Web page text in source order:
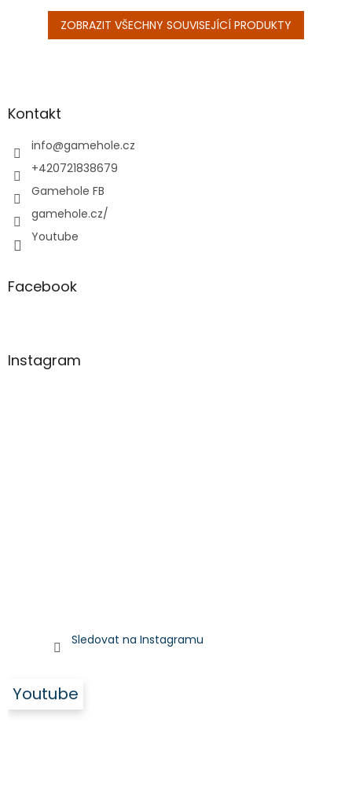
ZOBRAZIT VŠECHNY SOUVISEJÍCÍ PRODUKTY
aKontakt
info@gamehole.cz
+420721838679
Gamehole FB
gamehole.cz/
Youtube
Facebook
Instagram
Sledovat na Instagramu
Youtube